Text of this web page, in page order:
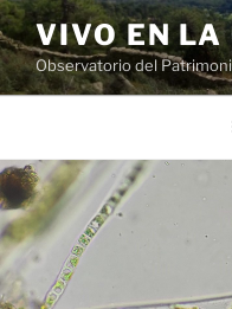
Saltar
al
contenido
VIVO EN LA
Observatorio del